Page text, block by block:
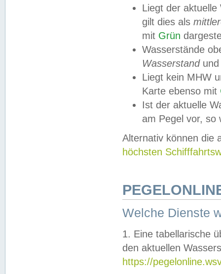
Liegt der
gilt dies als
mit Grün
Wasserstände
Wasserstandund
Liegt kein MHW
Karte ebenso mit
Ist der aktuelle
am Pegel vor,
Alternativ können die
höchsten
Welche Dienste
1. Eine tabellarische
den aktuellen
https://